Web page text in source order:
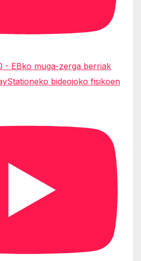
- EBko muga-zerga berriak
bideojoko fisikoen